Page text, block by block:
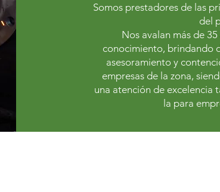
Somos prestadores de las
del
Nos avalan más de
conocimiento, brindando
asesoramiento y
empresas de la zona,
una atención de excelencia
la para